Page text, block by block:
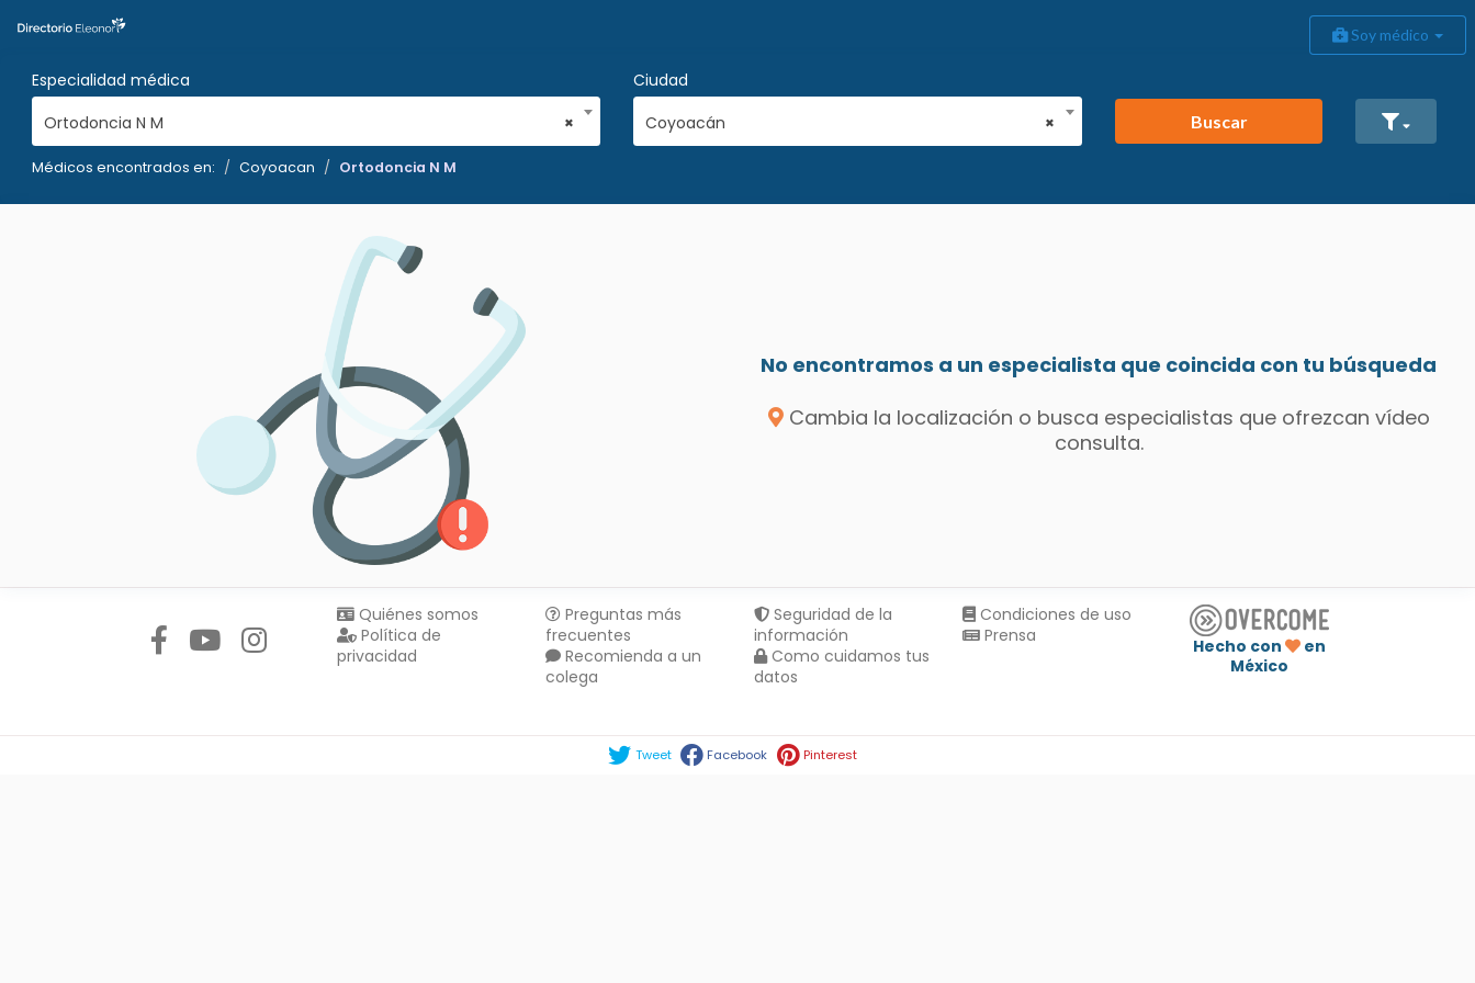
Soy médico
Especialidad médica
×
Ortodoncia N M
Ciudad
×
Coyoacán Buscar
Médicos encontrados en: Coyoacan Ortodoncia N M
No encontramos a un especialista que coincida con tu búsqueda
Cambia la localización o busca especialistas que ofrezcan vídeo
consulta.
Quiénes somos
Política de
privacidad
Preguntas más
frecuentes
Recomienda a un
colega
Seguridad de la
información
Como cuidamos tus
datos
Condiciones de uso
Prensa
Hecho con
en
México
Tweet Facebook Pinterest